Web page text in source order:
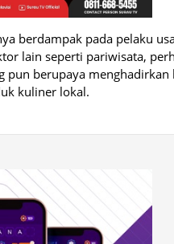
berdampak pada pelaku
lain seperti pariwisata,
pun berupaya menghadirkan
kuliner lokal.